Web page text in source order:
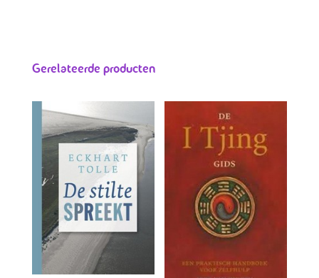
Gerelateerde producten